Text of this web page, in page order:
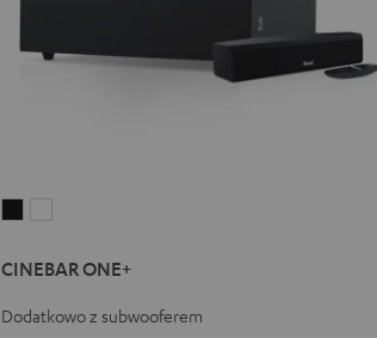
BlackWhite
CINEBAR ONE+
Dodatkowo z subwooferem